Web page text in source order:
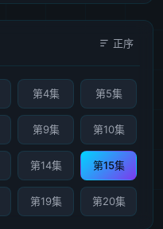
正序
第4集 第5集
第9集 第10集
第14集 第15集
第19集 第20集